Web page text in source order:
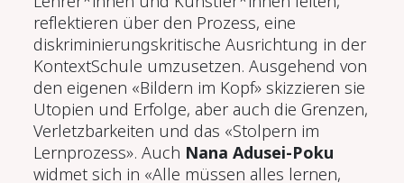
reflektieren über den Prozess, eine
diskriminierungskritische Ausrichtung in der
KontextSchule umzusetzen. Ausgehend von
den eigenen «Bildern im Kopf» skizzieren sie
Utopien und Erfolge, aber auch die Grenzen,
Verletzbarkeiten und das «Stolpern im
Lernprozess». Auch Nana Adusei-Poku
widmet sich in «Alle müssen alles lernen,